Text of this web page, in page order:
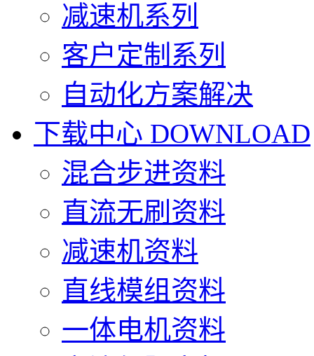
减速机系列
客户定制系列
自动化方案解决
下载中心 DOWNLOAD
混合步进资料
直流无刷资料
减速机资料
直线模组资料
一体电机资料